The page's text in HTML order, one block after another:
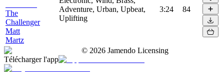
The
Challenger
Matt
Martz
Adventure, Urban, Upbeat,
Uplifting
3:24 84
© 2026 Jamendo Licensing
Télécharger l'app